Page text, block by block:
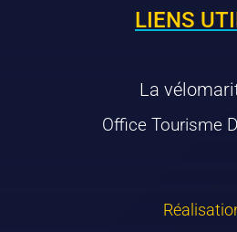
LIENS
La
Office Tourisme